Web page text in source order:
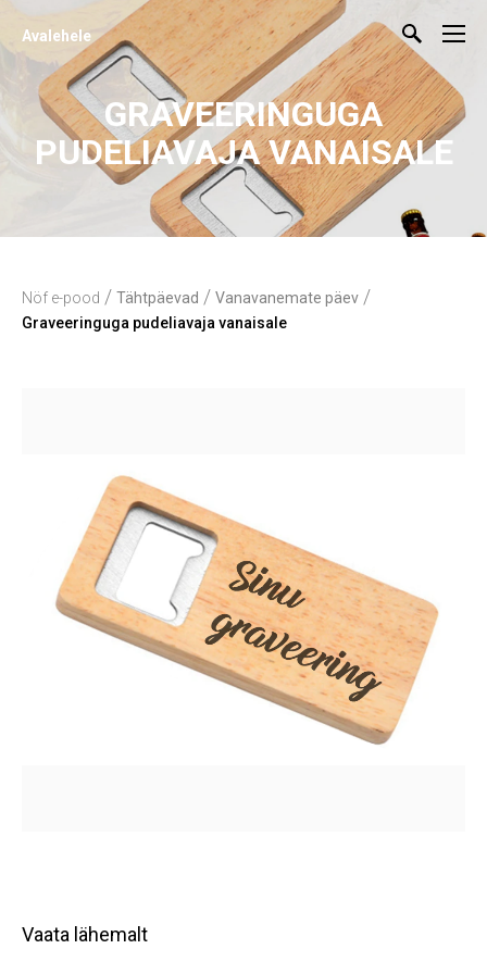
Avalehele
GRAVEERINGUGA
PUDELIAVAJA VANAISALE
Nöf e-pood / Tähtpäevad / Vanavanemate päev /
Graveeringuga pudeliavaja vanaisale
Vaata lähemalt